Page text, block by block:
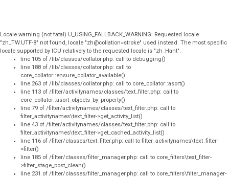
Locale warning (not fatal) U_USING_FALLBACK_WARNING: Requested locale
"zh_TW.UTF-8" not found, locale "zh@collation=stroke" used instead. The most specific
locale supported by ICU relatively to the requested locale is "zh_Hant".
line 105 of /lib/classes/collator.php: call to debugging()
line 188 of /lib/classes/collator.php: call to
core_collator::ensure_collator_available()
line 263 of /lib/classes/collator.php: call to core_collator::asort()
line 113 of /filter/activitynames/classes/text_filter.php: call to
core_collator::asort_objects_by_property()
line 79 of /filter/activitynames/classes/text_filter.php: call to
filter_activitynames\text_filter->get_activity_list()
line 43 of /filter/activitynames/classes/text_filter.php: call to
filter_activitynames\text_filter->get_cached_activity_list()
line 116 of /filter/classes/text_filter.php: call to filter_activitynames\text_filter-
>filter()
line 185 of /filter/classes/filter_manager.php: call to core_filters\text_filter-
>filter_stage_post_clean()
line 231 of /filter/classes/filter_manager.php: call to core_filters\filter_manager-